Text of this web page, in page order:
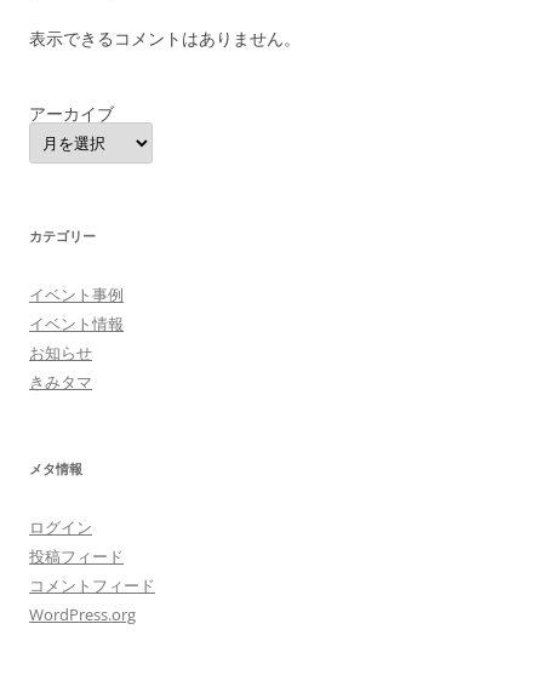
表示できるコメントはありません。
アーカイブ
カテゴリー
イベント事例
イベント情報
お知らせ
きみタマ
メタ情報
ログイン
投稿フィード
コメントフィード
WordPress.org